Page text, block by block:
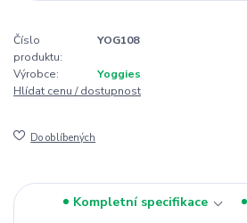
Číslo
produktu:
YOG108
Výrobce:
Yoggies
Hlídat cenu / dostupnost
Do oblíbených
Kompletní specifikace